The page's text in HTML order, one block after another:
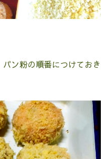
ン粉の順番につけておき